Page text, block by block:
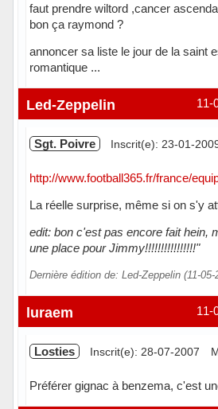
faut prendre wiltord ,cancer
bon ça raymond ?
annoncer sa liste le jour de la saint
romantique ...
Hors ligne 11-
Led-Zeppelin
Sgt. Poivre Inscrit(e): 23-01-
http://www.football365.fr/france/
La réelle surprise, même si on s'y
edit: bon c'est pas encore fait hein,
une place pour Jimmy!!!!!!!!!!!!!!!!"
Dernière édition de: Led-Zeppelin (11-
Hors ligne 11-
luraem
Losties Inscrit(e): 28-07-2007
Préférer gignac à benzema, c'est